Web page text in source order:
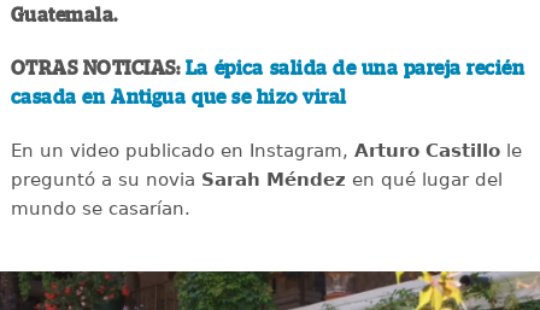
Guatemala.
OTRAS NOTICIAS: La épica salida de una pareja recién
casada en Antigua que se hizo viral
En un video publicado en Instagram, Arturo Castillole
preguntó a su novia Sarah Méndez en qué lugar del
mundo se casarían.